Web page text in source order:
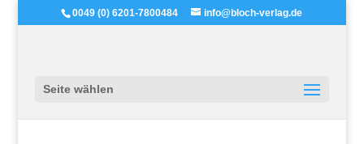
0049 (0) 6201-7800484 info@bloch-verlag.de
Seite wählen